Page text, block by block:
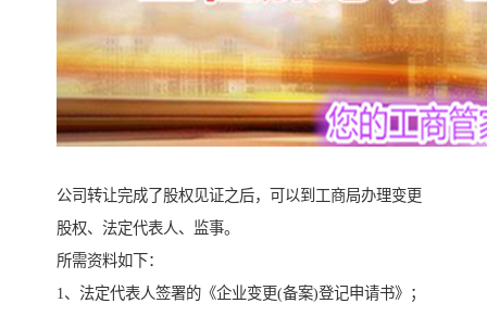
公司转让完成了股权见证之后，可以到工商局办理变更
股权、法定代表人、监事。
所需资料如下：
1、法定代表人签署的《企业变更(备案)登记申请书》；